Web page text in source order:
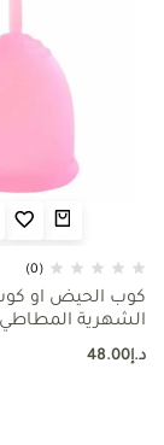
(0)
كوب الحيض او
الشهرية المطاطي
د.إ48.00